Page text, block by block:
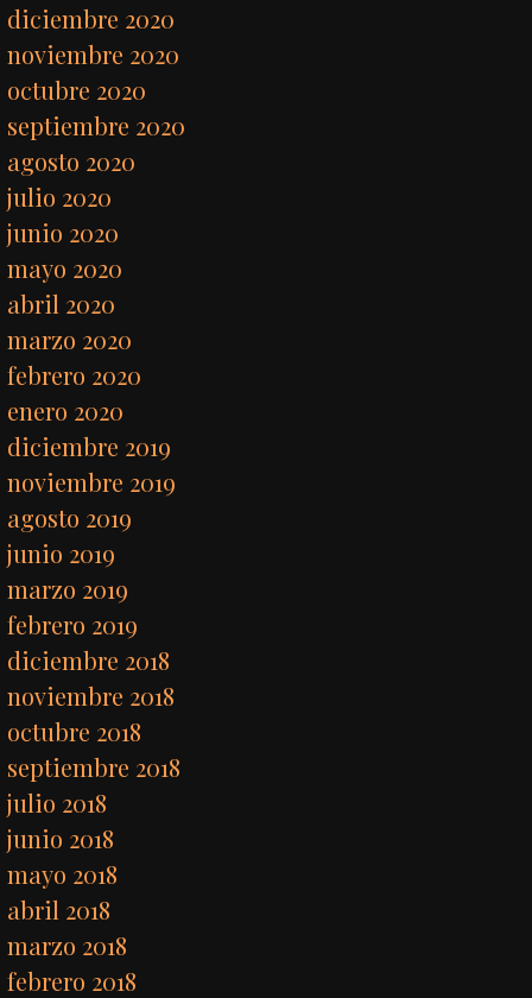
diciembre 2020
noviembre 2020
octubre 2020
septiembre 2020
agosto 2020
julio 2020
junio 2020
mayo 2020
abril 2020
marzo 2020
febrero 2020
enero 2020
diciembre 2019
noviembre 2019
agosto 2019
junio 2019
marzo 2019
febrero 2019
diciembre 2018
noviembre 2018
octubre 2018
septiembre 2018
julio 2018
junio 2018
mayo 2018
abril 2018
marzo 2018
febrero 2018